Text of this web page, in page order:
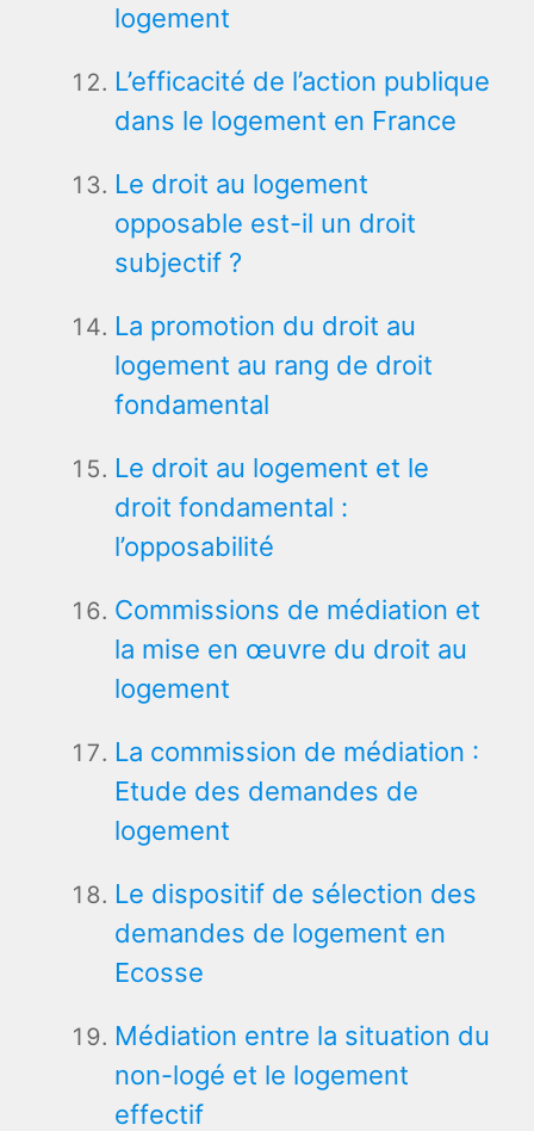
logement
L’efficacité de l’action publique
dans le logement en France
Le droit au logement
opposable est-il un droit
subjectif ?
La promotion du droit au
logement au rang de droit
fondamental
Le droit au logement et le
droit fondamental :
l’opposabilité
Commissions de médiation et
la mise en œuvre du droit au
logement
La commission de médiation :
Etude des demandes de
logement
Le dispositif de sélection des
demandes de logement en
Ecosse
Médiation entre la situation du
non-logé et le logement
effectif